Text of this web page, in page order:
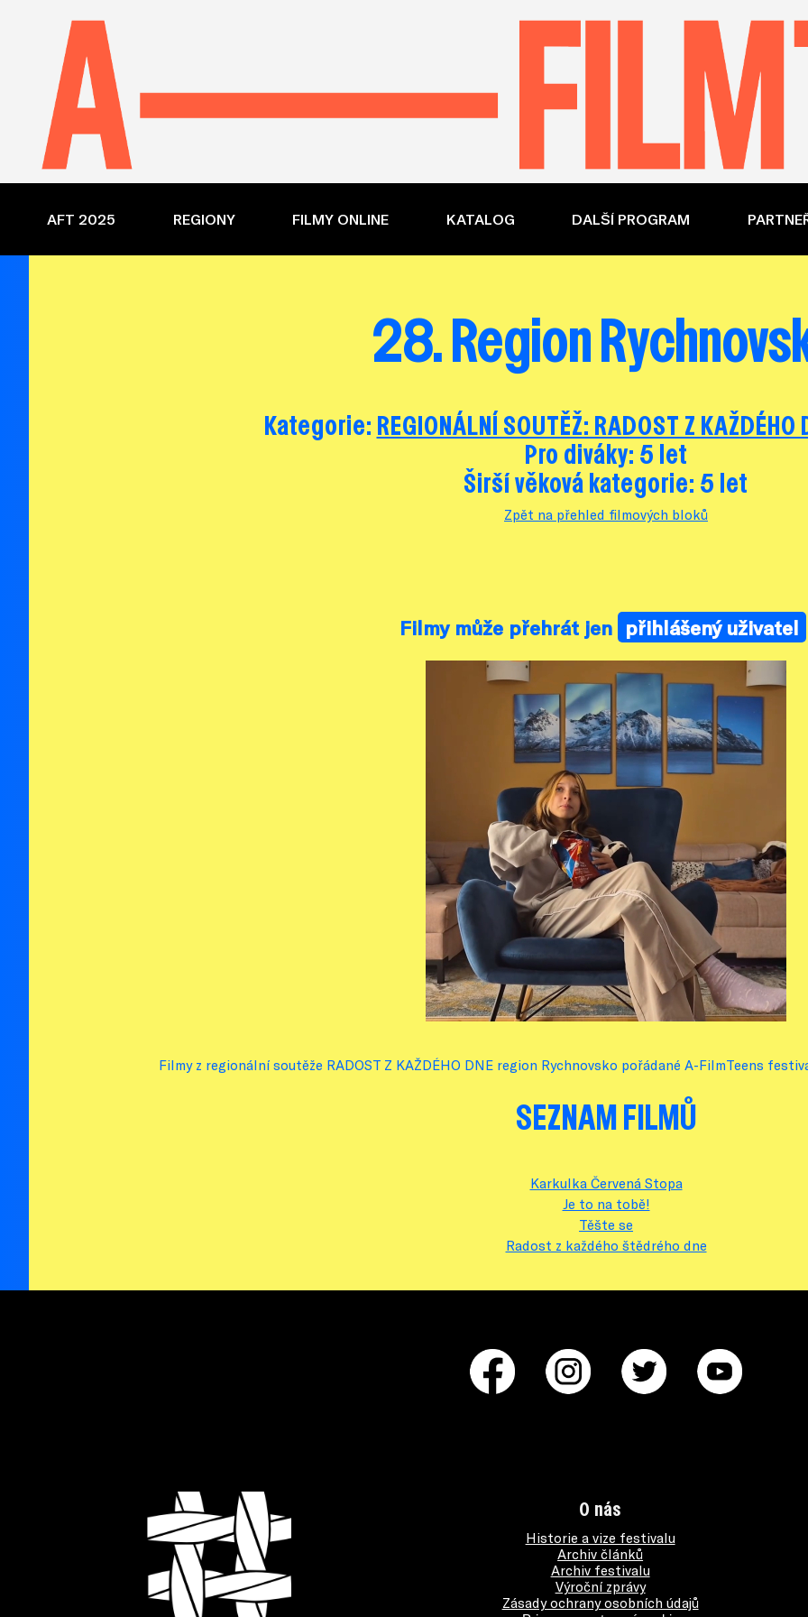
AFT 2025 REGIONY FILMY ONLINE KATALOG DALŠÍ PROGRAM
28. Region
Kategorie: REGIONÁLNÍ SOUTĚŽ: RADOST Z KAŽDÉHO
Pro diváky: 5 let
Širší věková kategorie: 5 let
Zpět na přehled filmových bloků
Filmy může přehrát jen přihlášený uživatel
Filmy z regionální soutěže RADOST Z KAŽDÉHO DNE region Rychnovsko pořádané A-FilmTeens
SEZNAM FILMŮ
Karkulka Červená Stopa
Je to na tobě!
Těšte se
Radost z každého štědrého dne
O nás
Historie a vize festivalu
Archiv článků
Archiv festivalu
Výroční zprávy
Zásady ochrany osobních údajů